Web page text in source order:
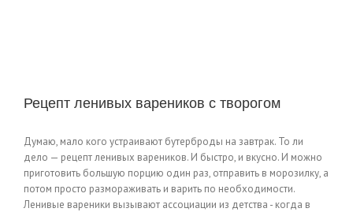
Рецепт ленивых вареников с творогом
Думаю, мало кого устраивают бутерброды на завтрак. То ли
дело — рецепт ленивых вареников. И быстро, и вкусно. И можно
приготовить большую порцию один раз, отправить в морозилку, а
потом просто размораживать и варить по необходимости.
Ленивые вареники вызывают ассоциации из детства - когда в